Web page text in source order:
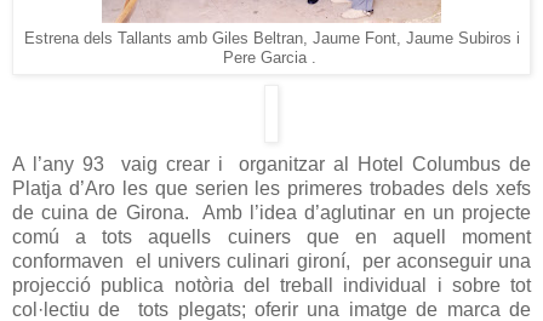
Estrena dels Tallants amb Giles Beltran, Jaume Font, Jaume Subiros i
Pere Garcia .
A l’any 93 vaig crear i
organitzar al Hotel Columbus de
Platja d’Aro les que serien les primeres trobades dels xefs
de cuina de Girona.
Amb l’idea d’aglutinar en un projecte
comú a tots aquells cuiners que en aquell moment
conformaven
el univers culinari gironí,
per aconseguir una
projecció publica notòria del treball individual i sobre tot
col·lectiu de
tots plegats; oferir una imatge de marca de